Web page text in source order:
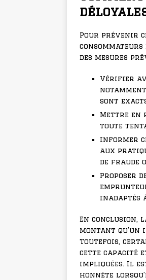
Pour prévenir
des mesures
Vérifier
sont
Mettre en
toute
Informer
aux
de fraude
Proposer
inadaptés
En conclusion,
montant qu’un
Toutefois,
cette capacité
impliquées. Il
honnête